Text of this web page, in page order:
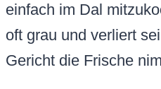
einfach im Dal
oft grau und verliert
Gericht die Frische